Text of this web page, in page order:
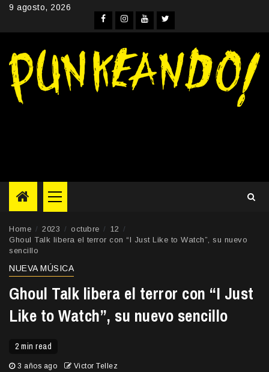
Skip9 agosto, 2026
Facebook
Instagram
YouTube
Twitter
Primary
Menu
Home 2023 octubre
12
Ghoul Talk libera el terror con “I Just Like to Watch”, su nuevo
sencillo
NUEVA MÚSICA
Ghoul Talk libera el terror con “I Just
Like to Watch”, su nuevo sencillo
2 min read
3 años ago Victor Tellez